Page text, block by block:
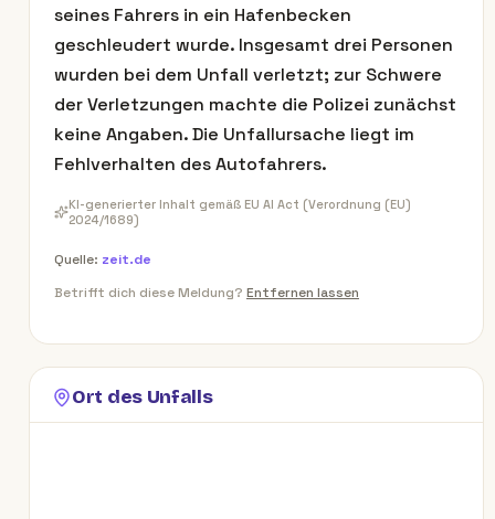
seines Fahrers in ein Hafenbecken
geschleudert wurde. Insgesamt drei Personen
wurden bei dem Unfall verletzt; zur Schwere
der Verletzungen machte die Polizei zunächst
keine Angaben. Die Unfallursache liegt im
Fehlverhalten des Autofahrers.
KI-generierter Inhalt gemäß EU AI Act (Verordnung (EU)
2024/1689)
Quelle: zeit.de
Betrifft dich diese Meldung? Entfernen lassen
Ort des Unfalls